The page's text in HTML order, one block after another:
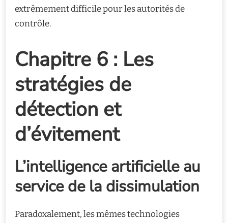
extrêmement difficile pour les autorités de
contrôle.
Chapitre 6 : Les
stratégies de
détection et
d’évitement
L’intelligence artificielle au
service de la dissimulation
Paradoxalement, les mêmes technologies